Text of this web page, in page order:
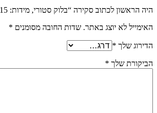
היה הראשון לכתוב סקירה “בלוק סטורי, מידות: 15 על 10”
האימייל לא יוצג באתר. שדות החובה מסומנים *
הדירוג שלך *
הביקורת שלך *